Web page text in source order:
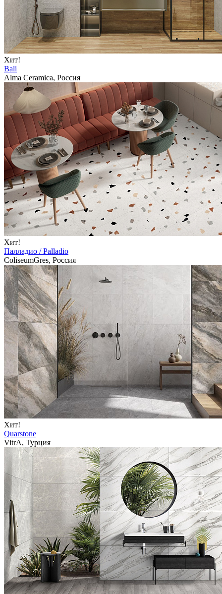
Хит!
Bali
Alma Ceramica, Россия
Хит!
Палладио / Palladio
ColiseumGres, Россия
Хит!
Quarstone
VitrA, Турция